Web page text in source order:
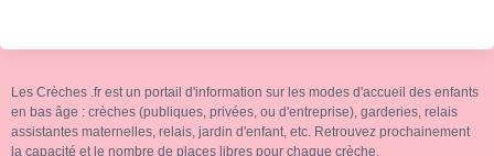
Les Crèches .fr est un portail d'information sur les modes d'accueil des enfants
en bas âge : crèches (publiques, privées, ou d'entreprise), garderies, relais
assistantes maternelles, relais, jardin d'enfant, etc. Retrouvez prochainement
la capacité et le nombre de places libres pour chaque crèche.